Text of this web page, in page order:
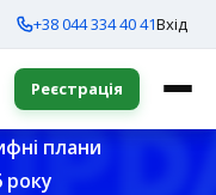
+38 044 334 40 41Вхід
Реєстрація
плани
року